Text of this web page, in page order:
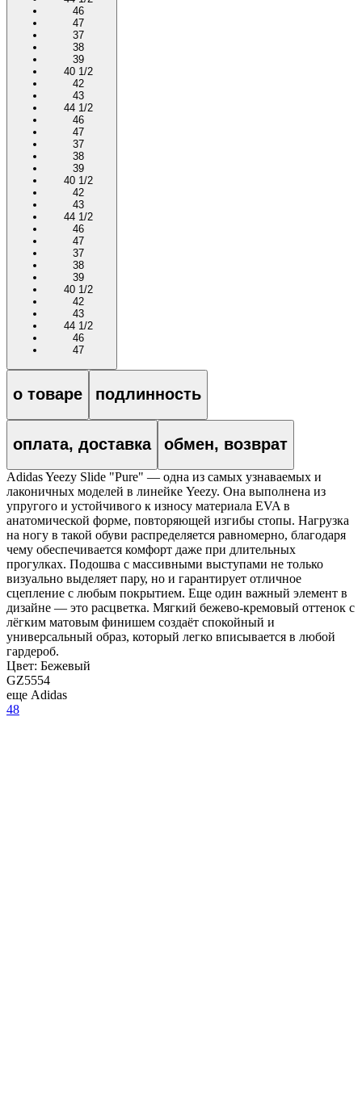
46
47
37
38
39
40 1/2
42
43
44 1/2
46
47
37
38
39
40 1/2
42
43
44 1/2
46
47
37
38
39
40 1/2
42
43
44 1/2
46
47
о товаре подлинность
оплата, доставка обмен, возврат
Adidas Yeezy Slide "Pure" — одна из самых узнаваемых и
лаконичных моделей в линейке Yeezy. Она выполнена из
упругого и устойчивого к износу материала EVA в
анатомической форме, повторяющей изгибы стопы. Нагрузка
на ногу в такой обуви распределяется равномерно, благодаря
чему обеспечивается комфорт даже при длительных
прогулках. Подошва с массивными выступами не только
визуально выделяет пару, но и гарантирует отличное
сцепление с любым покрытием. Еще один важный элемент в
дизайне — это расцветка. Мягкий бежево-кремовый оттенок с
лёгким матовым финишем создаёт спокойный и
универсальный образ, который легко вписывается в любой
гардероб.
Цвет: Бежевый
GZ5554
еще Adidas
48